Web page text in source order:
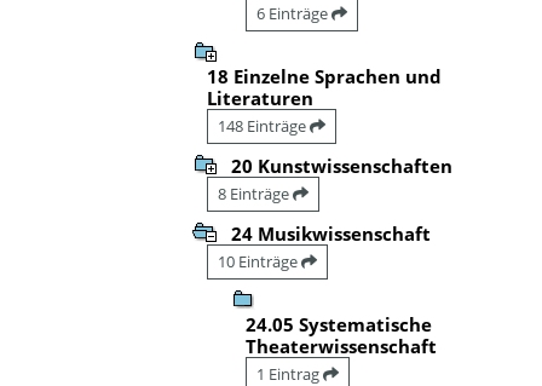
6 Einträge
18 Einzelne Sprachen und
Literaturen
148 Einträge
20 Kunstwissenschaften
8 Einträge
24 Musikwissenschaft
10 Einträge
24.05 Systematische
Theaterwissenschaft
1 Eintrag